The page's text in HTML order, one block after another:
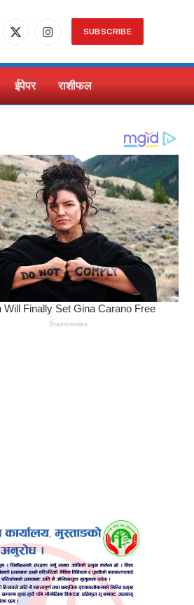
X
Instagram
SUBSCRIBE
ईपेपर राशीफल